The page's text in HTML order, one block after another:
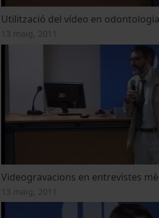
Utilització del vídeo en odontologia
13 maig, 2011
Videogravacions en entrevistes
13 maig, 2011